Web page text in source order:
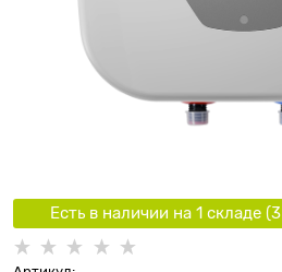
Есть в наличии на 1 складe (3